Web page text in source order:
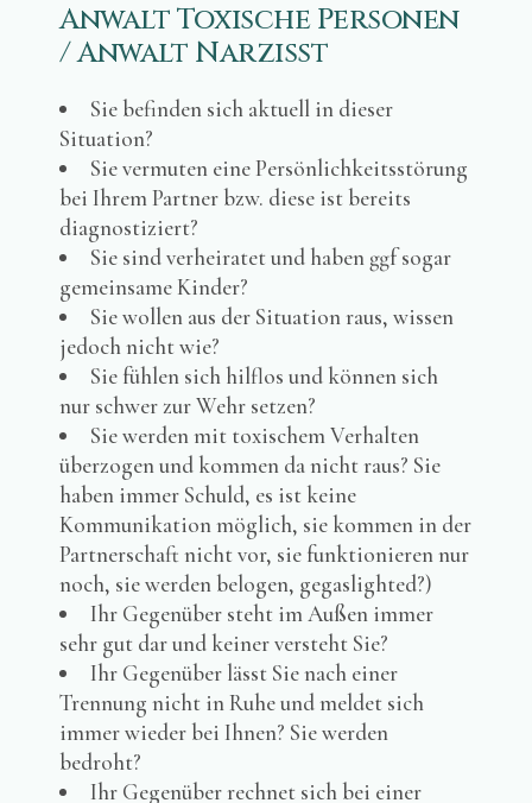
Anwalt Toxische Personen
/ Anwalt Narzisst
Sie befinden sich aktuell in dieser
Situation?
Sie vermuten eine Persönlichkeitsstörung
bei Ihrem Partner bzw. diese ist bereits
diagnostiziert?
Sie sind verheiratet und haben ggf sogar
gemeinsame Kinder?
Sie wollen aus der Situation raus, wissen
jedoch nicht wie?
Sie fühlen sich hilflos und können sich
nur schwer zur Wehr setzen?
Sie werden mit toxischem Verhalten
überzogen und kommen da nicht raus? Sie
haben immer Schuld, es ist keine
Kommunikation möglich, sie kommen in der
Partnerschaft nicht vor, sie funktionieren nur
noch, sie werden belogen, gegaslighted?)
Ihr Gegenüber steht im Außen immer
sehr gut dar und keiner versteht Sie?
Ihr Gegenüber lässt Sie nach einer
Trennung nicht in Ruhe und meldet sich
immer wieder bei Ihnen? Sie werden
bedroht?
Ihr Gegenüber rechnet sich bei einer